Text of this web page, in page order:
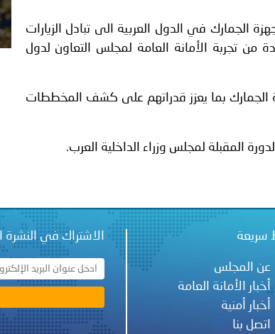
الجمارك في الدول العربية الى تبادل الزيارات
من تجربة الأمانة العامة لمجلس التعاون لدول
الجمارك بما يعزز قدراتهم على كشف المخططات
المقبلة لمجلس وزراء الداخلية العرب.
سريعة
عن المجلس
أخبار الأمانة العامة
أخبار أمنية
اتصل بنا
الاشتراك في النشرة